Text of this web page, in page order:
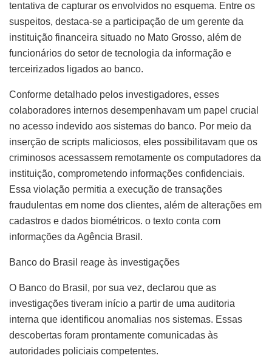
tentativa de capturar os envolvidos no esquema. Entre os
suspeitos, destaca-se a participação de um gerente da
instituição financeira situado no Mato Grosso, além de
funcionários do setor de tecnologia da informação e
terceirizados ligados ao banco.
Conforme detalhado pelos investigadores, esses
colaboradores internos desempenhavam um papel crucial
no acesso indevido aos sistemas do banco. Por meio da
inserção de scripts maliciosos, eles possibilitavam que os
criminosos acessassem remotamente os computadores da
instituição, comprometendo informações confidenciais.
Essa violação permitia a execução de transações
fraudulentas em nome dos clientes, além de alterações em
cadastros e dados biométricos. o texto conta com
informações da Agência Brasil.
Banco do Brasil reage às investigações
O Banco do Brasil, por sua vez, declarou que as
investigações tiveram início a partir de uma auditoria
interna que identificou anomalias nos sistemas. Essas
descobertas foram prontamente comunicadas às
autoridades policiais competentes.